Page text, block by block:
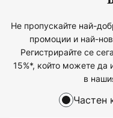
Не пропускайте най-
промоции и най-
Регистрирайте се
15%*, който можете да
в
Частен